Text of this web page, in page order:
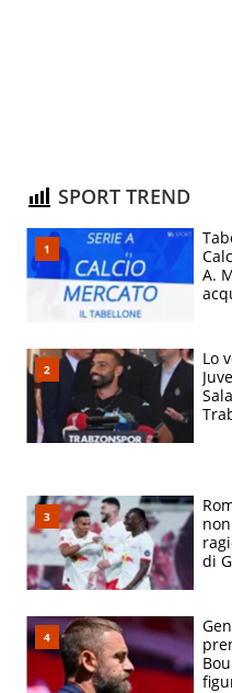
SPORT TREND
A.
Lo
di